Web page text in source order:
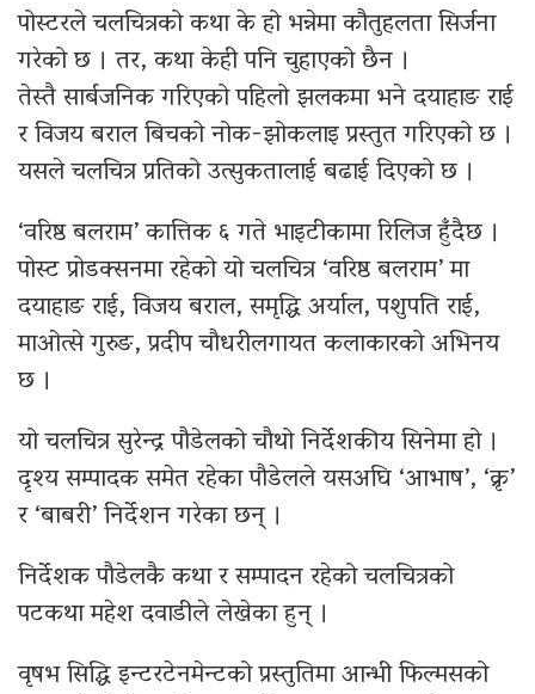
पोस्टरले चलचित्रको कथा के हो भन्नेमा कौतुहलता सिर्जना
गरेको छ । तर, कथा केही पनि चुहाएको छैन ।
तेस्तै सार्बजनिक गरिएको पहिलो झलकमा भने दयाहाङ राई
र विजय बराल बिचको नोक-झोकलाइ प्रस्तुत गरिएको छ ।
यसले चलचित्र प्रतिको उत्सुकतालाई बढाई दिएको छ ।
‘वरिष्ठ बलराम’ कात्तिक ६ गते भाइटीकामा रिलिज हुँदैछ ।
पोस्ट प्रोडक्सनमा रहेको यो चलचित्र ‘वरिष्ठ बलराम’ मा
दयाहाङ राई, विजय बराल, समृद्धि अर्याल, पशुपति राई,
माओत्से गुरुङ, प्रदीप चौधरीलगायत कलाकारको अभिनय
छ ।
यो चलचित्र सुरेन्द्र पौडेलको चौथो निर्देशकीय सिनेमा हो ।
दृश्य सम्पादक समेत रहेका पौडेलले यसअघि ‘आभाष’, ‘क्रृ’
र ‘बाबरी’ निर्देशन गरेका छन् ।
निर्देशक पौडेलकै कथा र सम्पादन रहेको चलचित्रको
पटकथा महेश दवाडीले लेखेका हुन् ।
वृषभ सिद्धि इन्टरटेनमेन्टको प्रस्तुतिमा आन्भी फिल्मसको